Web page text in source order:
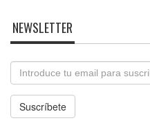
NEWSLETTER
Email
Suscríbete